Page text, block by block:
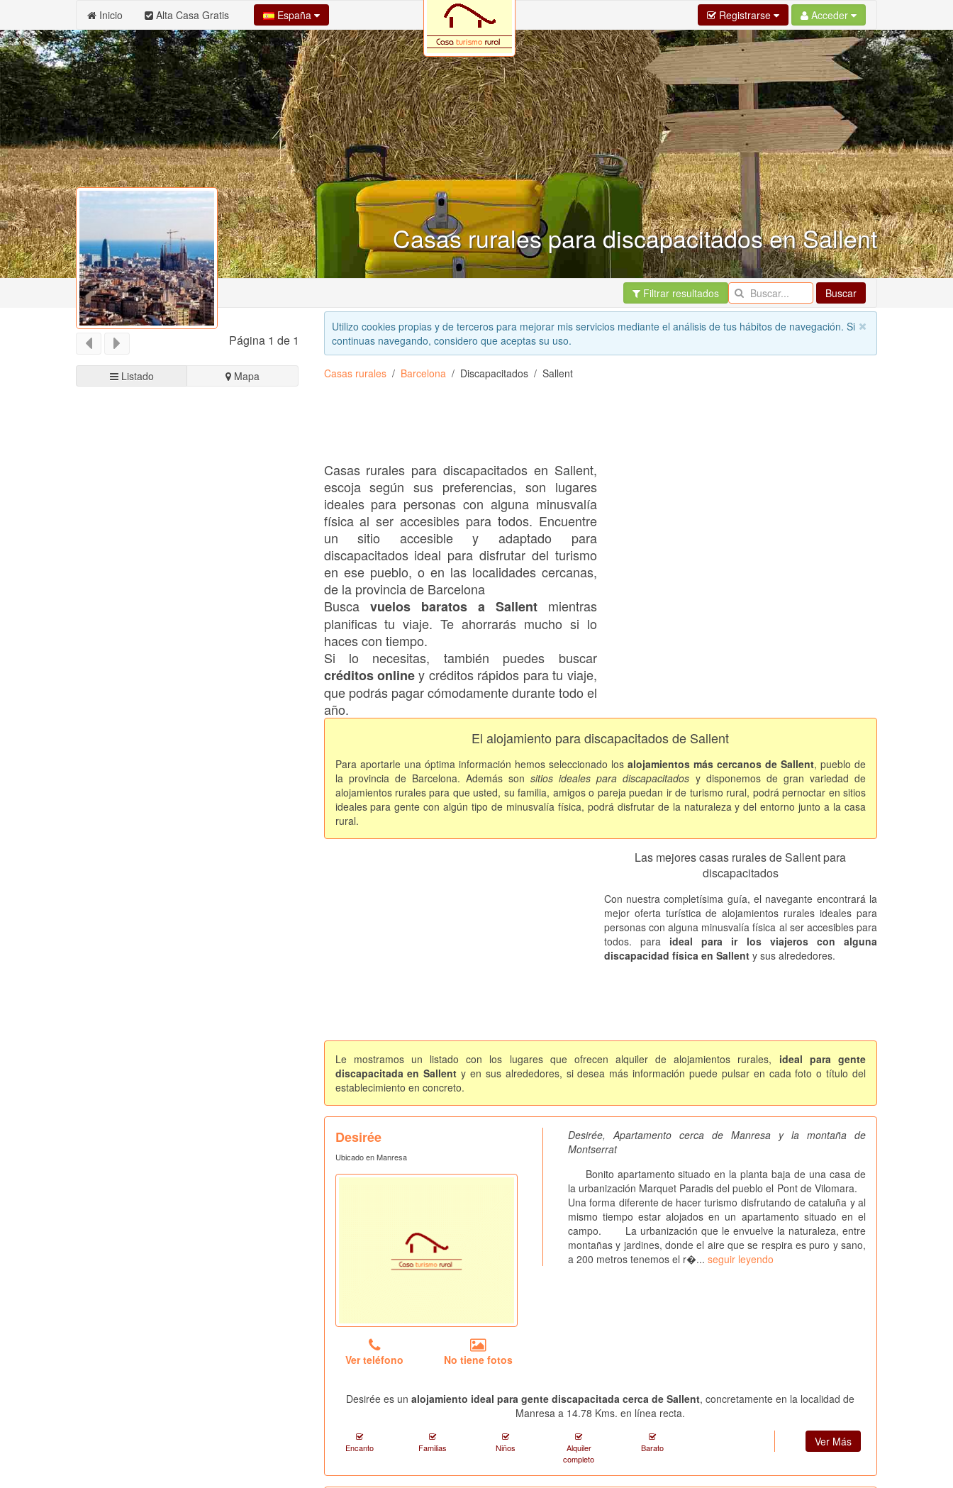
Inicio Alta Casa Gratis España Registrarse Acceder
Casas rurales para discapacitados en Sallent
Filtrar resultados Buscar
Página 1 de 1
Listado Mapa
Utilizo cookies propias y de terceros para mejorar mis servicios mediante el análisis de tus hábitos de navegación. Si
continuas navegando, considero que aceptas su uso.
Casas rurales Barcelona Discapacitados Sallent
Casas rurales para discapacitados en Sallent,
escoja según sus preferencias, son lugares
ideales para personas con alguna minusvalía
física al ser accesibles para todos. Encuentre
un sitio accesible y adaptado para
discapacitados ideal para disfrutar del turismo
en ese pueblo, o en las localidades cercanas,
de la provincia de Barcelona
Busca vuelos baratos a Sallentmientras
planificas tu viaje. Te ahorrarás mucho si lo
haces con tiempo.
Si lo necesitas, también puedes buscar
créditos onliney créditos rápidos para tu viaje,
que podrás pagar cómodamente durante todo el
año.
El alojamiento para discapacitados de Sallent
Para aportarle una óptima información hemos seleccionado los alojamientos más cercanos de Sallent, pueblo de
la provincia de Barcelona. Además sonsitios ideales para discapacitados y disponemos de gran variedad de
alojamientos rurales para que usted, su familia, amigos o pareja puedan ir de turismo rural, podrá pernoctar en sitios
ideales para gente con algún tipo de minusvalía física, podrá disfrutar de la naturaleza y del entorno junto a la casa
rural.
Las mejores casas rurales de Sallent para
discapacitados
Con nuestra completísima guía, el navegante encontrará la
mejor oferta turística de alojamientos rurales ideales para
personas con alguna minusvalía física al ser accesibles para
todos. para ideal para ir los viajeros con alguna
discapacidad física en Sallenty sus alrededores.
Le mostramos un listado con los lugares que ofrecen alquiler de alojamientos rurales, ideal para gente
discapacitada en Sallent y en sus alrededores, si desea más información puede pulsar en cada foto o título del
establecimiento en concreto.
Desirée
Ubicado en Manresa
Ver teléfono No tiene fotos
Desirée, Apartamento cerca de Manresa y la montaña de
Montserrat
Bonito apartamento situado en la planta baja de una casa de
la urbanización Marquet Paradis del pueblo el Pont de Vilomara.
Una forma diferente de hacer turismo disfrutando de cataluña y al
mismo tiempo estar alojados en un apartamento situado en el
campo. La urbanización que le envuelve la naturaleza, entre
montañas y jardines, donde el aire que se respira es puro y sano,
a 200 metros tenemos el r�... seguir leyendo
Desirée es unalojamiento ideal para gente discapacitada cerca de Sallent, concretamente en la localidad de
Manresa a 14.78 Kms. en línea recta.
Encanto Familias Niños
Alquiler
completo
Barato Ver Más